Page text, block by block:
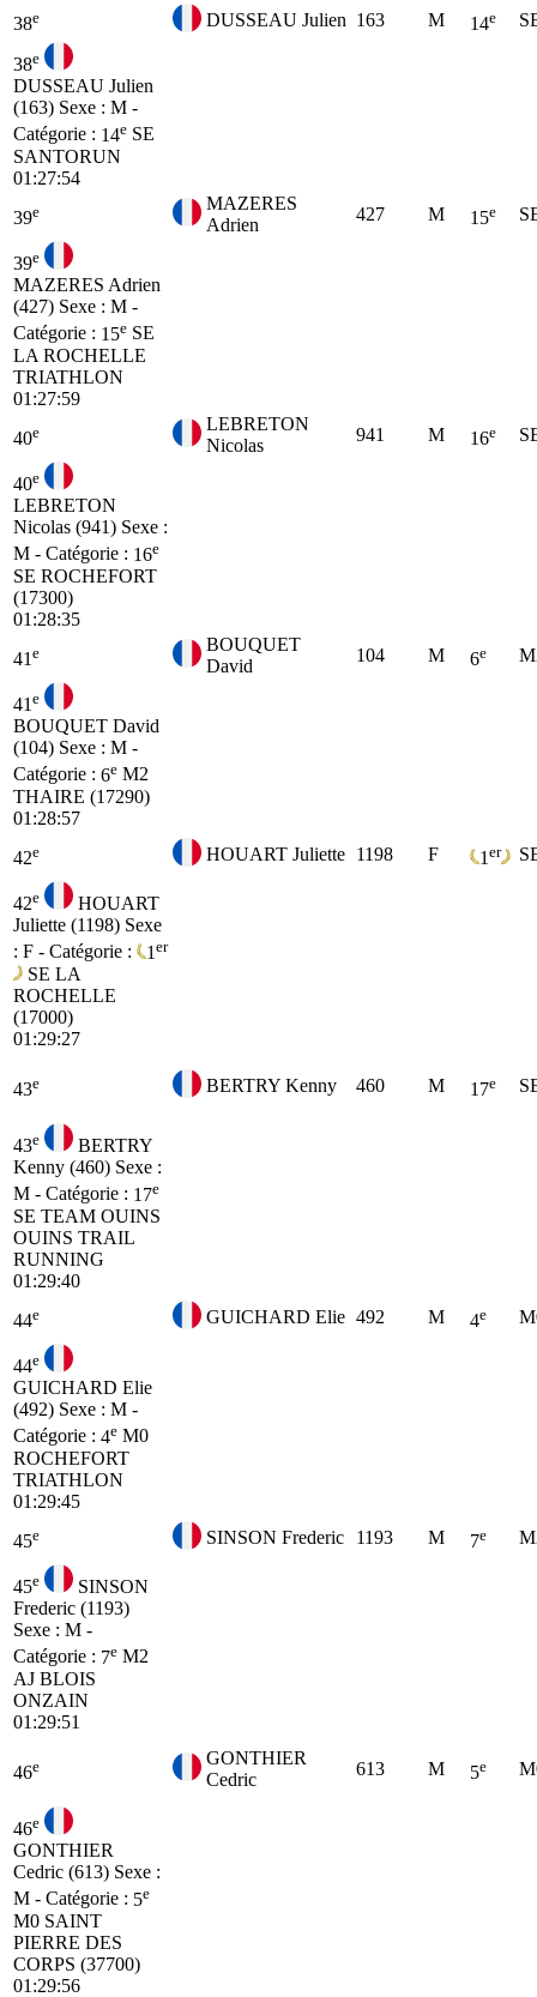
38e DUSSEAU Julien 163 M 14e
38e
DUSSEAU Julien
(163) Sexe : M -
Catégorie : 14e SE
SANTORUN
01:27:54
39e
MAZERES
Adrien
427 M 15e
39e
MAZERES Adrien
(427) Sexe : M -
Catégorie : 15e SE
LA ROCHELLE
TRIATHLON
01:27:59
40e
LEBRETON
Nicolas
941 M 16e
40e
LEBRETON
Nicolas (941) Sexe :
M - Catégorie : 16e
SE ROCHEFORT
(17300)
01:28:35
41 e
BOUQUET
David
104 M 6e
41 e
BOUQUET David
(104) Sexe : M -
Catégorie : 6e M2
THAIRE (17290)
01:28:57
42e HOUART Juliette 1198 F 1 er
42e
HOUART
Juliette (1198) Sexe
: F - Catégorie :
1 er
SE LA
ROCHELLE
(17000)
01:29:27
43e BERTRY Kenny 460 M 17e
43e
BERTRY
Kenny (460) Sexe :
M - Catégorie : 17e
SE TEAM OUINS
OUINS TRAIL
RUNNING
01:29:40
44e GUICHARD Elie 492 M 4e
44e
GUICHARD Elie
(492) Sexe : M -
Catégorie : 4e M0
ROCHEFORT
TRIATHLON
01:29:45
45e SINSON Frederic 1193 M 7e
45e
SINSON
Frederic (1193)
Sexe : M -
Catégorie : 7e M2
AJ BLOIS
ONZAIN
01:29:51
46e
GONTHIER
Cedric
613 M 5e
46e
GONTHIER
Cedric (613) Sexe :
M - Catégorie : 5e
M0 SAINT
PIERRE DES
CORPS (37700)
01:29:56